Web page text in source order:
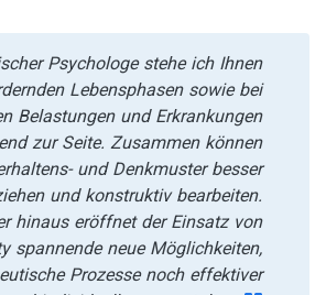
Psychologe stehe ich Ihnen
Lebensphasen sowie bei
Belastungen und Erkrankungen
zur Seite. Zusammen können
und Denkmuster besser
und konstruktiv bearbeiten.
hinaus eröffnet der Einsatz von
spannende neue Möglichkeiten,
Prozesse noch effektiver